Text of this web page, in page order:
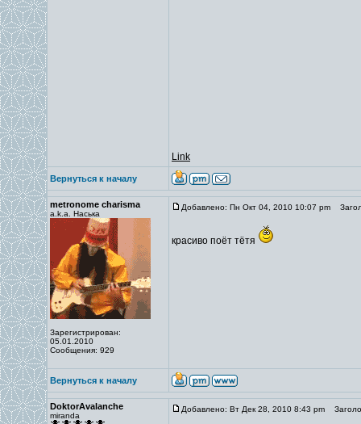
Link
Вернуться к началу
metronome charisma
a.k.a. Наська
Зарегистрирован:
05.01.2010
Сообщения: 929
Добавлено: Пн Окт 04, 2010 10:07 pm
красиво поёт тётя
Вернуться к началу
DoktorAvalanche
miranda
Добавлено: Вт Дек 28, 2010 8:43 pm